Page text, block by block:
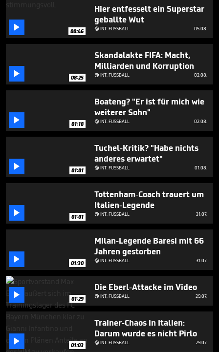
 00:46
Hier entfesselt ein Superstar
geballte Wut
INT. FUSSBALL 05.08.
 08:25
Skandalakte FIFA: Macht,
Milliarden und Korruption
INT. FUSSBALL 02.08.
 01:18
Boateng? "Er ist für mich wie
weiterer Sohn"
INT. FUSSBALL 02.08.
 01:01
Tuchel-Kritik? "Habe nichts
anderes erwartet"
INT. FUSSBALL 01.08.
 01:01
Tottenham-Coach trauert um
Italien-Legende
INT. FUSSBALL 31.07.
 01:30
Milan-Legende Baresi mit 66
Jahren gestorben
INT. FUSSBALL 31.07.
 01:29
Die Eberl-Attacke im Video
INT. FUSSBALL 29.07.
 01:03
Trainer-Chaos in Italien:
Darum wurde es nicht Pirlo
INT. FUSSBALL 29.07.